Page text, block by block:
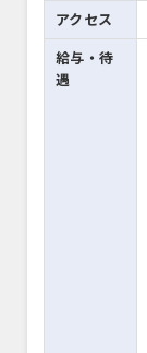
アクセス
給与・待
遇